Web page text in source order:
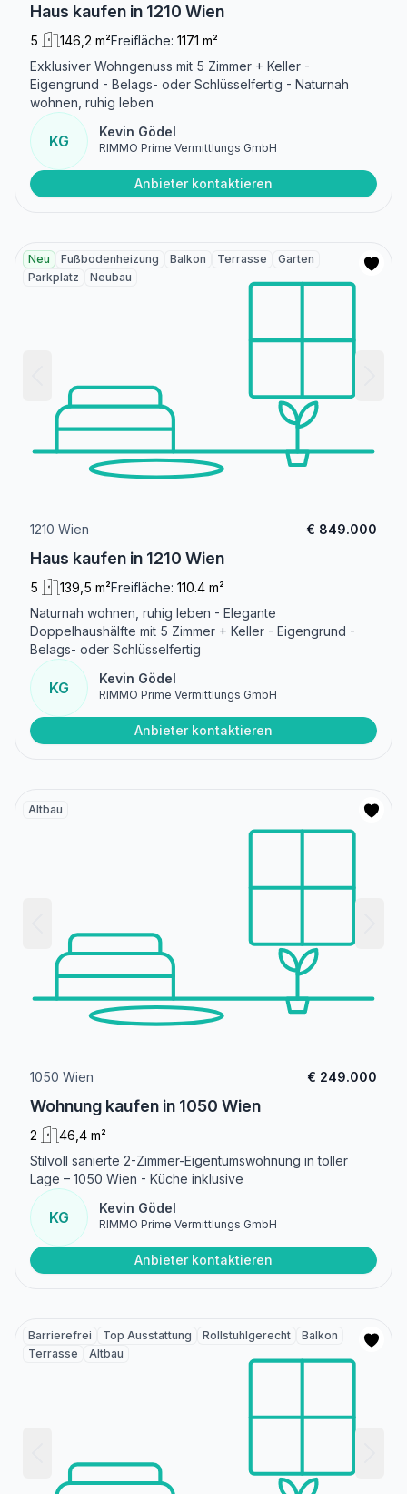
Haus kaufen in 1210 Wien
5 146,2 m²Freifläche: 117.1 m²
Exklusiver Wohngenuss mit 5 Zimmer + Keller -
Eigengrund - Belags- oder Schlüsselfertig - Naturnah
wohnen, ruhig leben
KG
Kevin Gödel
RIMMO Prime Vermittlungs GmbH
Anbieter kontaktieren
Neu Fußbodenheizung Balkon Terrasse
Garten
Parkplatz
Neubau
1210 Wien € 849.000
Haus kaufen in 1210 Wien
5 139,5 m²Freifläche: 110.4 m²
Naturnah wohnen, ruhig leben - Elegante
Doppelhaushälfte mit 5 Zimmer + Keller - Eigengrund -
Belags- oder Schlüsselfertig
KG
Kevin Gödel
RIMMO Prime Vermittlungs GmbH
Anbieter kontaktieren
Altbau
1050 Wien € 249.000
Wohnung kaufen in 1050 Wien
2
46,4 m²
Stilvoll sanierte 2-Zimmer-Eigentumswohnung in toller
Lage – 1050 Wien - Küche inklusive
KG
Kevin Gödel
RIMMO Prime Vermittlungs GmbH
Anbieter kontaktieren
Barrierefrei Top Ausstattung Rollstuhlgerecht
Balkon
Terrasse
Altbau